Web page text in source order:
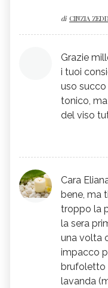
mosqueta
usare una
dall'azione
troppo
profondità
a maggior
sferzata ,
per via
non
come và!
di CINZIA
Grazie
i tuoi
uso
tonico,
del viso
Cara
bene, ma
troppo la
la sera
una volta
impacco
brufoletto
lavanda